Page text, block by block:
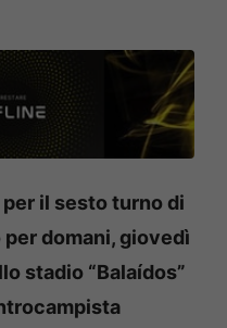
il sesto turno di
domani, giovedì
stadio “Balaídos”